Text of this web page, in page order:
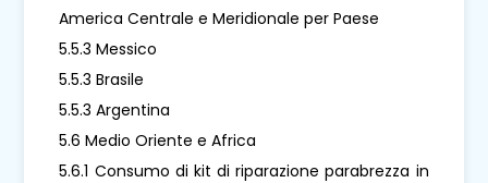
America Centrale e Meridionale per Paese
5.5.3 Messico
5.5.3 Brasile
5.5.3 Argentina
5.6 Medio Oriente e Africa
5.6.1 Consumo di kit di riparazione parabrezza in